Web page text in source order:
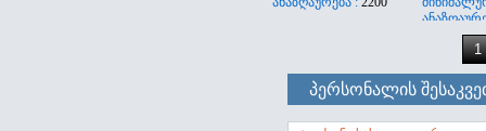
1
პერსონალის